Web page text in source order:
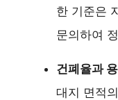
한 기준은
문의하여
건폐율과
대지 면적